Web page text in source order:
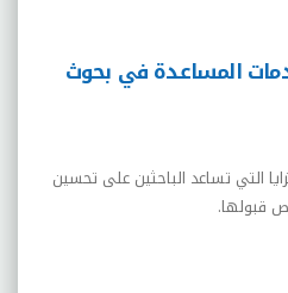
المساعدة في بحوث
التي تساعد الباحثين على تحسين
قبولها.